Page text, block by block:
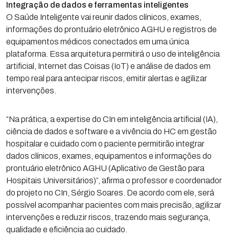
Integração de dados e ferramentas inteligentes
O Saúde Inteligente vai reunir dados clínicos, exames,
informações do prontuário eletrônico AGHU e registros de
equipamentos médicos conectados em uma única
plataforma. Essa arquitetura permitirá o uso de inteligência
artificial, Internet das Coisas (IoT) e análise de dados em
tempo real para antecipar riscos, emitir alertas e agilizar
intervenções.
“Na prática, a expertise do CIn em inteligência artificial (IA),
ciência de dados e software e a vivência do HC em gestão
hospitalar e cuidado com o paciente permitirão integrar
dados clínicos, exames, equipamentos e informações do
prontuário eletrônico AGHU (Aplicativo de Gestão para
Hospitais Universitários)”, afirma o professor e coordenador
do projeto no CIn, Sérgio Soares. De acordo com ele, será
possível acompanhar pacientes com mais precisão, agilizar
intervenções e reduzir riscos, trazendo mais segurança,
qualidade e eficiência ao cuidado.